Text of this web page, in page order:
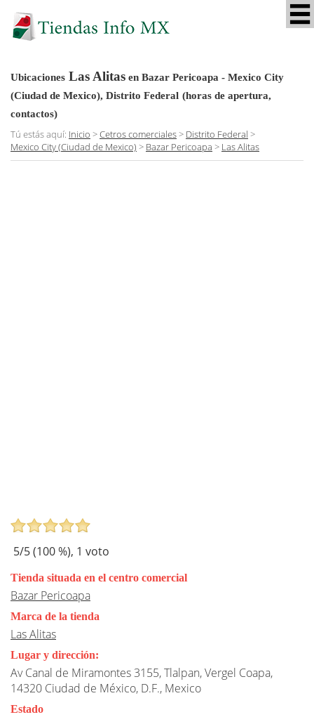
Ubicaciones Las Alitas en Bazar Pericoapa - Mexico City
(Ciudad de Mexico), Distrito Federal (horas de apertura,
contactos)
Tú estás aquí: Inicio >Cetros comerciales> Distrito Federal >
Mexico City (Ciudad de Mexico) > Bazar Pericoapa > Las Alitas
5/5 (100%), 1 voto
Tienda situada en el centro comercial
Bazar Pericoapa
Marca de la tienda
Las Alitas
Lugar y dirección:
Av Canal de Miramontes 3155, Tlalpan, Vergel Coapa,
14320 Ciudad de México, D.F., Mexico
Estado